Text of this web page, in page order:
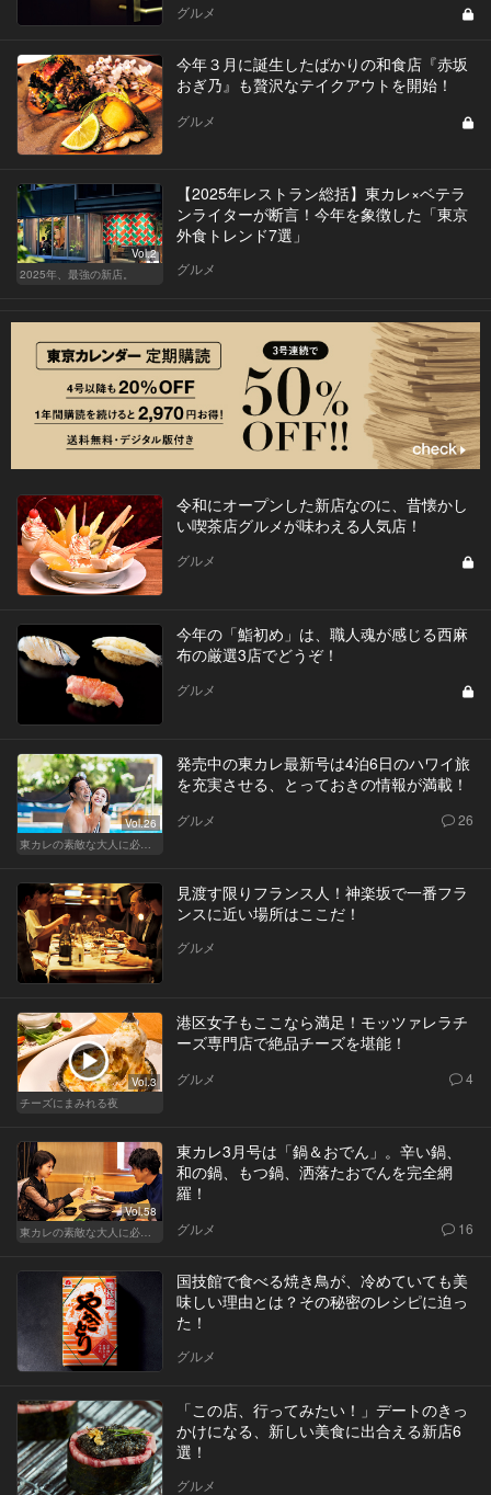
グルメ
今年３月に誕生したばかりの和食店『赤坂
おぎ乃』も贅沢なテイクアウトを開始！
グルメ
Vol.2
2025年、最強の新店。
【2025年レストラン総括】東カレ×ベテラ
ンライターが断言！今年を象徴した「東京
外食トレンド7選」
グルメ
令和にオープンした新店なのに、昔懐かし
い喫茶店グルメが味わえる人気店！
グルメ
今年の「鮨初め」は、職人魂が感じる西麻
布の厳選3店でどうぞ！
グルメ
Vol.26
東カレの素敵な大人に必要なこと
発売中の東カレ最新号は4泊6日のハワイ旅
を充実させる、とっておきの情報が満載！
グルメ 26
見渡す限りフランス人！神楽坂で一番フラ
ンスに近い場所はここだ！
グルメ
Vol.3
チーズにまみれる夜
港区女子もここなら満足！モッツァレラチ
ーズ専門店で絶品チーズを堪能！
グルメ 4
Vol.58
東カレの素敵な大人に必要なこと
東カレ3月号は「鍋＆おでん」。辛い鍋、
和の鍋、もつ鍋、洒落たおでんを完全網
羅！
グルメ 16
国技館で食べる焼き鳥が、冷めていても美
味しい理由とは？その秘密のレシピに迫っ
た！
グルメ
「この店、行ってみたい！」デートのきっ
かけになる、新しい美食に出合える新店6
選！
グルメ